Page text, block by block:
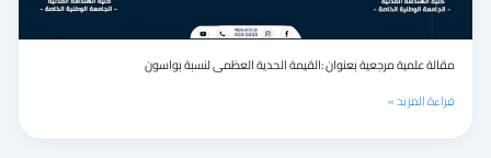
مقالة علمية مرجعية بعنوان :القيمة الحدية العظمى لنسبة بواسون ‏
قراءة المزيد »